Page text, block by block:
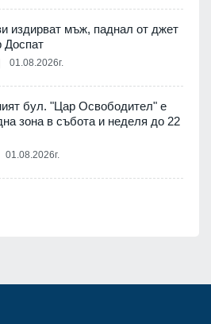
издирват мъж, паднал от джет
Доспат
01.08.2026г.
бул. "Цар Освободител" е
зона в събота и неделя до 22
01.08.2026г.